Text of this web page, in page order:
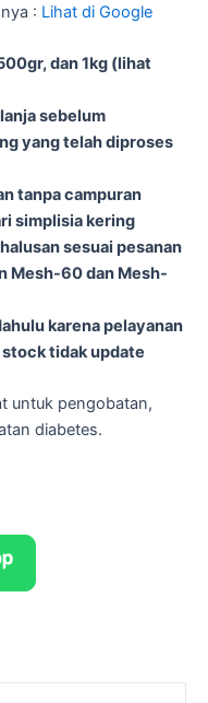
: Lihat di Google
dan 1kg (lihat
sebelum
yang telah diproses
tanpa campuran
simplisia kering
sesuai pesanan
Mesh-60 dan Mesh-
karena pelayanan
tidak update
untuk pengobatan,
diabetes.